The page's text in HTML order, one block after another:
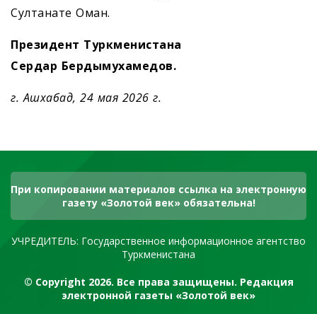
Султанате Оман.
Президент Туркменистана
Сердар Бердымухамедов.
г. Ашхабад, 24 мая 2026 г.
При копировании материалов ссылка на электронную
газету «Золотой век» обязательна!
УЧРЕДИТЕЛЬ: Государственное информационное агентство
Туркменистана
© Copyright 2026. Все права защищены. Редакция
электронной газеты «Золотой век»